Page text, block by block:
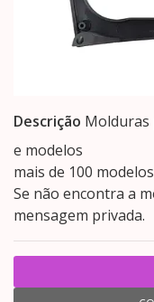
Descrição Molduras
e modelos
mais de 100
Se não encontra a
mensagem privada.